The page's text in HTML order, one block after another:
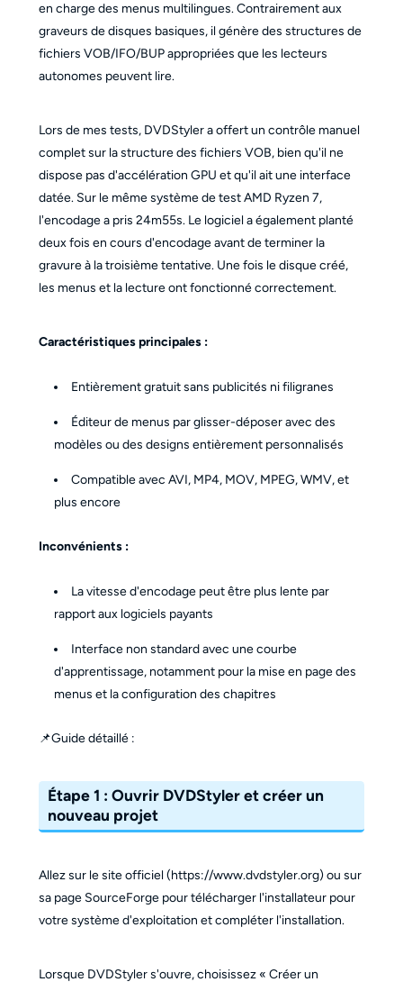
en charge des menus multilingues. Contrairement aux
graveurs de disques basiques, il génère des structures de
fichiers VOB/IFO/BUP appropriées que les lecteurs
autonomes peuvent lire.
Lors de mes tests, DVDStyler a offert un contrôle manuel
complet sur la structure des fichiers VOB, bien qu'il ne
dispose pas d'accélération GPU et qu'il ait une interface
datée. Sur le même système de test AMD Ryzen 7,
l'encodage a pris 24m55s. Le logiciel a également planté
deux fois en cours d'encodage avant de terminer la
gravure à la troisième tentative. Une fois le disque créé,
les menus et la lecture ont fonctionné correctement.
Caractéristiques principales :
Entièrement gratuit sans publicités ni filigranes
Éditeur de menus par glisser-déposer avec des
modèles ou des designs entièrement personnalisés
Compatible avec AVI, MP4, MOV, MPEG, WMV, et
plus encore
Inconvénients :
La vitesse d'encodage peut être plus lente par
rapport aux logiciels payants
Interface non standard avec une courbe
d'apprentissage, notamment pour la mise en page des
menus et la configuration des chapitres
📌Guide détaillé :
Étape 1 : Ouvrir DVDStyler et créer un
nouveau projet
Allez sur le site officiel (https://www.dvdstyler.org) ou sur
sa page SourceForge pour télécharger l'installateur pour
votre système d'exploitation et compléter l'installation.
Lorsque DVDStyler s'ouvre, choisissez « Créer un